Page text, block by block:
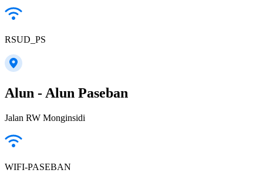
RSUD_PS
Alun - Alun Paseban
Jalan RW Monginsidi
WIFI-PASEBAN